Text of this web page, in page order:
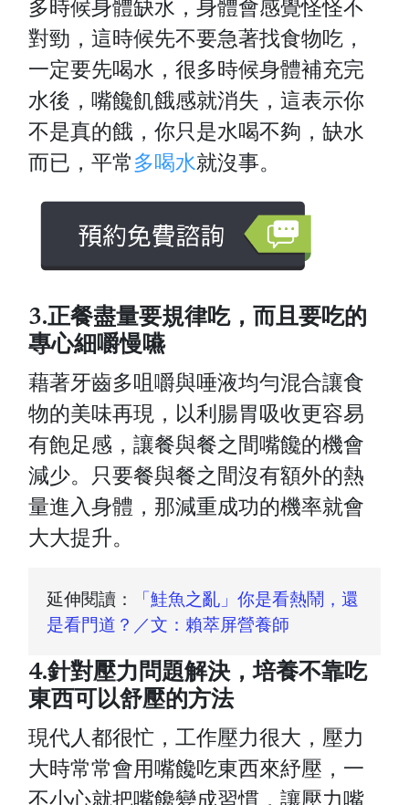
多時候身體缺水，身體會感覺怪怪不
對勁，這時候先不要急著找食物吃，
一定要先喝水，很多時候身體補充完
水後，嘴饞飢餓感就消失，這表示你
不是真的餓，你只是水喝不夠，缺水
而已，平常多喝水就沒事。
3.正餐盡量要規律吃，而且要吃的
專心細嚼慢嚥
藉著牙齒多咀嚼與唾液均勻混合讓食
物的美味再現，以利腸胃吸收更容易
有飽足感，讓餐與餐之間嘴饞的機會
減少。只要餐與餐之間沒有額外的熱
量進入身體，那減重成功的機率就會
大大提升。
延伸閱讀：
「鮭魚之亂」你是看熱鬧，還
是看門道？／文：賴萃屏營養師
4.針對壓力問題解決，培養不靠吃
東西可以舒壓的方法
現代人都很忙，工作壓力很大，壓力
大時常常會用嘴饞吃東西來紓壓，一
不小心就把嘴饞變成習慣，讓壓力嘴